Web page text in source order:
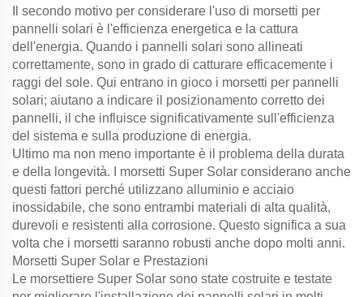
Il secondo motivo per considerare l'uso di morsetti per
pannelli solari è l'efficienza energetica e la cattura
dell'energia. Quando i pannelli solari sono allineati
correttamente, sono in grado di catturare efficacemente i
raggi del sole. Qui entrano in gioco i morsetti per pannelli
solari; aiutano a indicare il posizionamento corretto dei
pannelli, il che influisce significativamente sull'efficienza
del sistema e sulla produzione di energia.
Ultimo ma non meno importante è il problema della durata
e della longevità. I morsetti Super Solar considerano anche
questi fattori perché utilizzano alluminio e acciaio
inossidabile, che sono entrambi materiali di alta qualità,
durevoli e resistenti alla corrosione. Questo significa a sua
volta che i morsetti saranno robusti anche dopo molti anni.
Morsetti Super Solar e Prestazioni
Le morsettiere Super Solar sono state costruite e testate